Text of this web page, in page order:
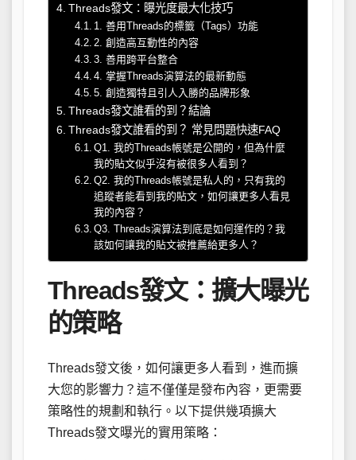
Threads發文：曝光度最大化技巧
1. 善用Threads的標籤（Tags）功能
2. 創造高互動性的內容
3. 善用跨平台整合
4. 掌握Threads演算法的最新動態
5. 創造獨特且引人入勝的品牌形象
Threads發文誰看的到？結論
Threads發文誰看的到？ 常見問題快速FAQ
Q1. 我的Threads帳號是公開的，但為什麼
我的貼文似乎沒有被很多人看到？
Q2. 我的Threads帳號是私人的，只有我的
追蹤者能看到我的貼文，如何讓更多人看見
我的內容？
Q3. Threads演算法到底是如何運作的？我
該如何讓我的貼文被推薦給更多人？
Threads發文：擴大曝光
的策略
Threads發文後，如何讓更多人看到，進而擴
大您的影響力？這不僅僅是發布內容，更需要
策略性的規劃和執行。以下提供幾項擴大
Threads發文曝光的實用策略：